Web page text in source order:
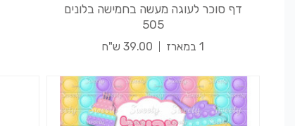
דף סוכר לעוגה מעשה בחמישה בלונים
505
1 במארז 39.00 ש"ח